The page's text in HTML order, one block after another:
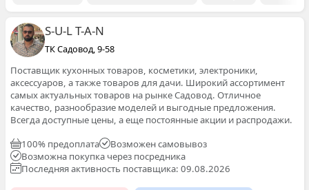
S-U-L T-A-N
ТК Садовод, 9-58
Поставщик кухонных товаров, косметики, электроники,
аксессуаров, а также товаров для дачи. Широкий ассортимент
самых актуальных товаров на рынке Садовод. Отличное
качество, разнообразие моделей и выгодные предложения.
Всегда доступные цены, а еще постоянные акции и распродажи.
100% предоплата
Возможен самовывоз
Возможна покупка через посредника
Последняя активность поставщика: 09.08.2026